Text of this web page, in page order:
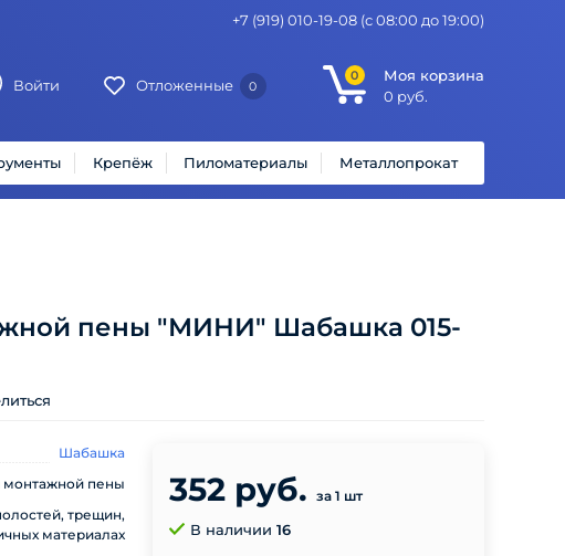
+7 (919) 010-19-08 (с 08:00 до 19:00)
Войти Отложенные 0
0
Моя корзина
0 руб.
Крепёж Пиломатериалы Металлопрокат
пены "МИНИ" Шабашка 015-
Шабашка
монтажной пены
трещин,
материалах
352 руб. за 1 шт
В наличии 16